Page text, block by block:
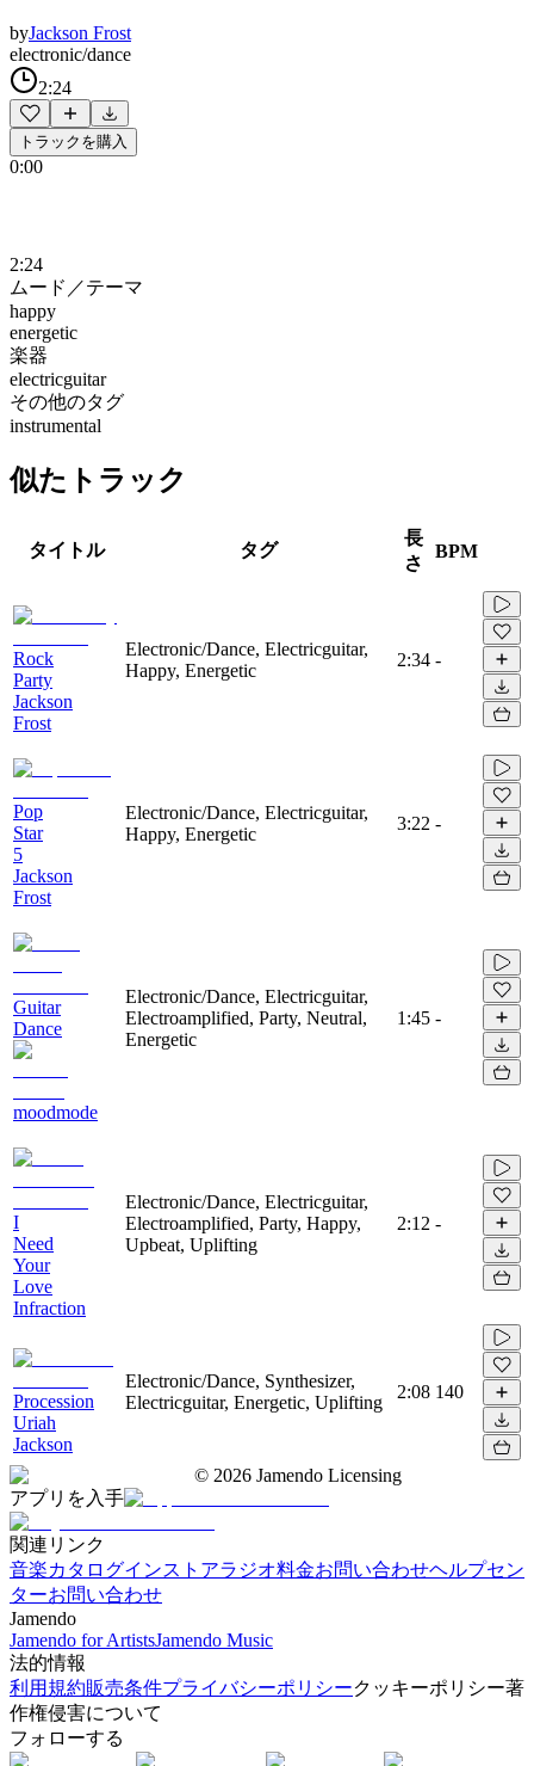
byJackson Frost
electronic/dance
2:24
トラックを購入
0:00
2:24
ムード／テーマ
happy
energetic
楽器
electricguitar
その他のタグ
instrumental
似たトラック
タイトル タグ
長
さ
BPM
Rock
Party
Jackson
Frost
Electronic/Dance, Electricguitar,
Happy, Energetic
2:34 -
Pop
Star
5
Jackson
Frost
Electronic/Dance, Electricguitar,
Happy, Energetic
3:22 -
Guitar
Dance
moodmode
Electronic/Dance, Electricguitar,
Electroamplified, Party, Neutral,
Energetic
1:45 -
I
Need
Your
Love
Infraction
Electronic/Dance, Electricguitar,
Electroamplified, Party, Happy,
Upbeat, Uplifting
2:12 -
Procession
Uriah
Jackson
Electronic/Dance, Synthesizer,
Electricguitar, Energetic, Uplifting
2:08 140
© 2026 Jamendo Licensing
アプリを入手
関連リンク
音楽カタログインストアラジオ料金お問い合わせヘルプセン
ターお問い合わせ
Jamendo
Jamendo for ArtistsJamendo Music
法的情報
利用規約販売条件プライバシーポリシークッキーポリシー著
作権侵害について
フォローする